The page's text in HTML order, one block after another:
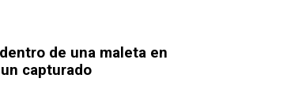
de una maleta en
capturado